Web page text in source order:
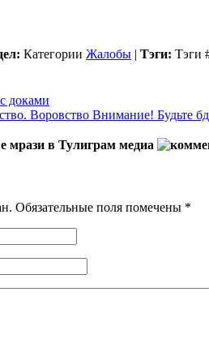
Категории Жалобы | Тэги: Тэги
доками
Воровство Внимание! Будьте
мрази в Тулиграм медиа
Обязательные поля помечены *